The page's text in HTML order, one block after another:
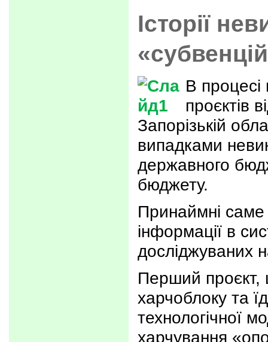
Історії
В процесі
проєктів
Запорізькій
випадками
державного
бюджету.
Принаймні саме
інформації в
досліджуваних
Перший проєкт,
харчоблоку та
технологічної
харчування